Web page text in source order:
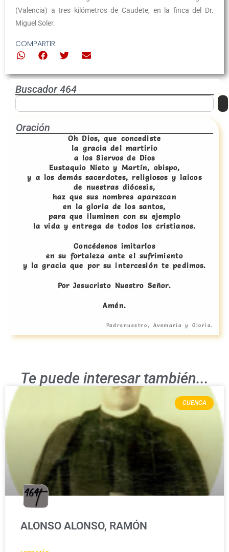
(Valencia) a tres kilómetros de Caudete, en la finca del Dr.
Miguel Soler.
COMPARTIR:
Buscador 464
Oración
Oh Dios, que concediste
la gracia del martirio
a los Siervos de Dios
Eustaquio Nieto y Martín, obispo,
y a los demás sacerdotes, religiosos y laicos
de nuestras diócesis,
haz que sus nombres aparezcan
en la gloria de los santos,
para que iluminen con su ejemplo
la vida y entrega de todos los cristianos.
Concédenos imitarlos
en su fortaleza ante el sufrimiento
y la gracia que por su intercesión te pedimos.
Por Jesucristo Nuestro Señor.
Amén.
Padrenuestro, Avemaría y Gloria.
Te puede interesar también...
CUENCA
ALONSO ALONSO, RAMÓN